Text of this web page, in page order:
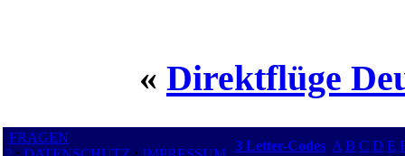
« Direktflüge
FRAGEN
3 Letter-Codes A B C D E